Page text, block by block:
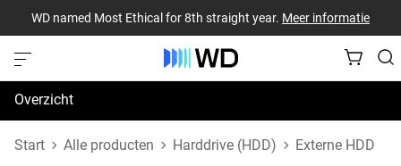
WD named Most Ethical for 8th straight year. Meer informatie
Overzicht
Specificaties
Start Alle producten Harddrive (HDD) Externe HDD